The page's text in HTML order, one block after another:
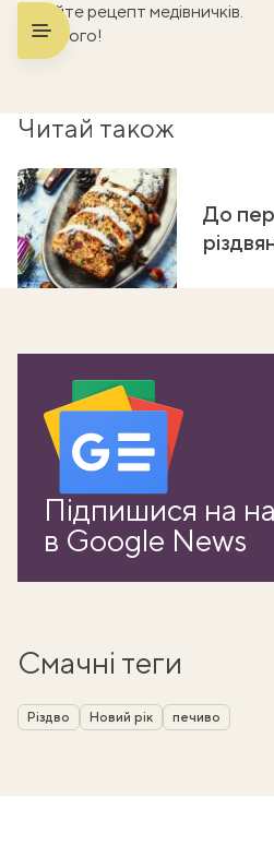
читайтерецепт медівничків.
Смачного!
Читай також
До
Підпишися на
в Google News
Смачні теги
Різдво Новий рік печиво